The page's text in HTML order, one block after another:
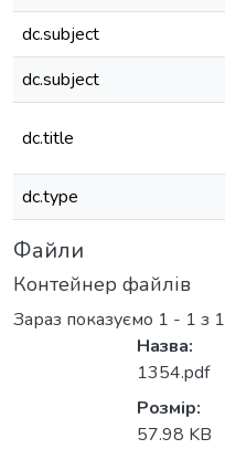
dc.subject
dc.subject
dc.title
dc.type
Файли
Контейнер файлів
Зараз показуємо 1 - 1 з 1
Назва:
1354.pdf
Розмір:
57.98 KB